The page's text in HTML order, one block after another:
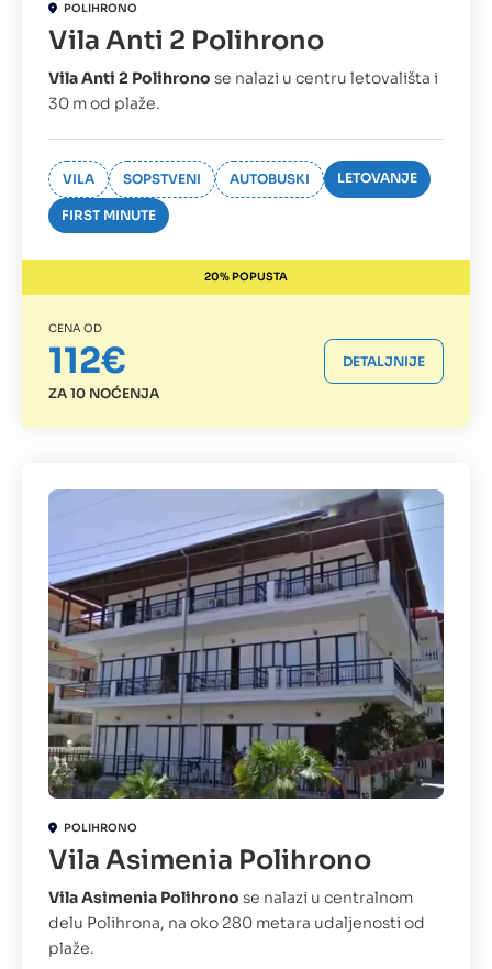
POLIHRONO
Vila Anti 2 Polihrono
Vila Anti 2 Polihrono se nalazi u centru letovališta i
30 m od plaže.
VILA SOPSTVENI AUTOBUSKI LETOVANJE
FIRST MINUTE
20% POPUSTA
CENA OD
112€
ZA 10 NOĆENJA
DETALJNIJE
POLIHRONO
Vila Asimenia Polihrono
Vila Asimenia Polihrono se nalazi u centralnom
delu Polihrona, na oko 280 metara udaljenosti od
plaže.